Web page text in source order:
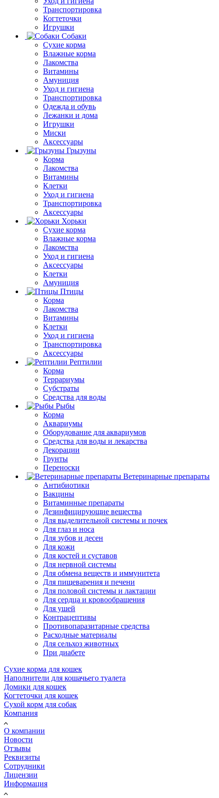
Транспортировка
Когтеточки
Игрушки
Собаки
Сухие корма
Влажные корма
Лакомства
Витамины
Амуниция
Уход и гигиена
Транспортировка
Одежда и обувь
Лежанки и дома
Игрушки
Миски
Аксессуары
Грызуны
Корма
Лакомства
Витамины
Клетки
Уход и гигиена
Транспортировка
Аксессуары
Хорьки
Сухие корма
Влажные корма
Лакомства
Уход и гигиена
Аксессуары
Клетки
Амуниция
Птицы
Корма
Лакомства
Витамины
Клетки
Уход и гигиена
Транспортировка
Аксессуары
Рептилии
Корма
Террариумы
Субстраты
Средства для воды
Рыбы
Корма
Аквариумы
Оборудование для аквариумов
Средства для воды и лекарства
Декорации
Грунты
Переноски
Ветеринарные препараты
Антибиотики
Вакцины
Витаминные препараты
Дезинфицирующие вещества
Для выделительной системы и почек
Для глаз и носа
Для зубов и десен
Для кожи
Для костей и суставов
Для нервной системы
Для обмена веществ и иммунитета
Для пищеварения и печени
Для половой системы и лактации
Для сердца и кровообращения
Для ушей
Контрацептивы
Противопаразитарные средства
Расходные материалы
Для сельхоз животных
При диабете
Сухие корма для кошек
Наполнители для кошачьего туалета
Домики для кошек
Когтеточки для кошек
Сухой корм для собак
Компания
О компании
Новости
Отзывы
Реквизиты
Сотрудники
Лицензии
Информация